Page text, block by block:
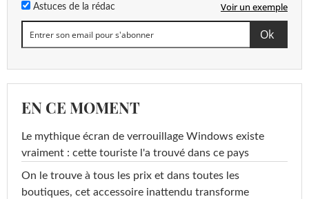
Astuces de la rédac Voir un exemple
EN CE MOMENT
Le mythique écran de verrouillage Windows existe
vraiment : cette touriste l'a trouvé dans ce pays
On le trouve à tous les prix et dans toutes les
boutiques, cet accessoire inattendu transforme